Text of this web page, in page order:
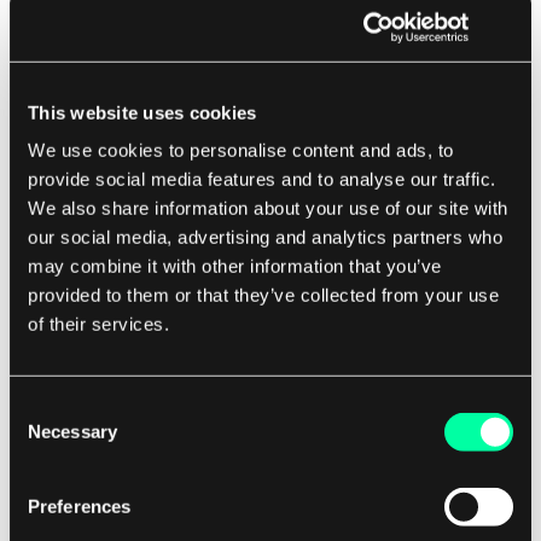
This website uses cookies
We use cookies to personalise content and ads, to
provide social media features and to analyse our traffic.
We also share information about your use of our site with
our social media, advertising and analytics partners who
may combine it with other information that you’ve
provided to them or that they’ve collected from your use
of their services.
Selection
Necessary
Preferences
dostępu czy wyciek danych, oraz
podejmować natychmiastowe działania w
celu złagodzenia zagrożenia. To może
pomóc organizacjom w zapobieganiu
naruszeniom danych i minimalizacji wpływu
incydentów związanych z bezpieczeństwem.
Segmentuj sieć:Segmentacja sieci jest
kluczowym elementem architektury zero-
trust, ponieważ pomaga organizacjom
ograniczają rozprzestrzenianie się zagrożeń.
Segmentując sieć na mniejsze, izolowane
segmenty, organizacje mogą kontrolować
ruchowi lateralnemu atakujących w sieci. To